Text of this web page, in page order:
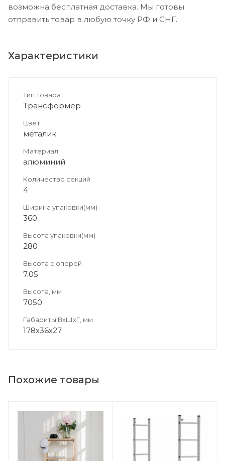
возможна бесплатная доставка. Мы готовы
отправить товар в любую точку РФ и СНГ.
Характеристики
Тип товара
Трансформер
Цвет
металик
Материал
алюминий
Количество секций
4
Ширина упаковки(мм)
360
Высота упаковки(мм)
280
Высота с опорой
7.05
Высота, мм
7050
Габариты ВхШхГ, мм
178х36х27
Похожие товары